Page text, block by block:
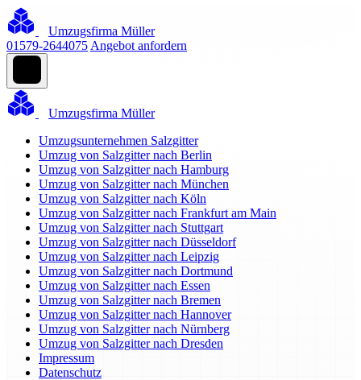
Umzugsfirma Müller
01579-2644075 Angebot anfordern
Umzugsfirma Müller
Umzugsunternehmen Salzgitter
Umzug von Salzgitter nach Berlin
Umzug von Salzgitter nach Hamburg
Umzug von Salzgitter nach München
Umzug von Salzgitter nach Köln
Umzug von Salzgitter nach Frankfurt am Main
Umzug von Salzgitter nach Stuttgart
Umzug von Salzgitter nach Düsseldorf
Umzug von Salzgitter nach Leipzig
Umzug von Salzgitter nach Dortmund
Umzug von Salzgitter nach Essen
Umzug von Salzgitter nach Bremen
Umzug von Salzgitter nach Hannover
Umzug von Salzgitter nach Nürnberg
Umzug von Salzgitter nach Dresden
Impressum
Datenschutz